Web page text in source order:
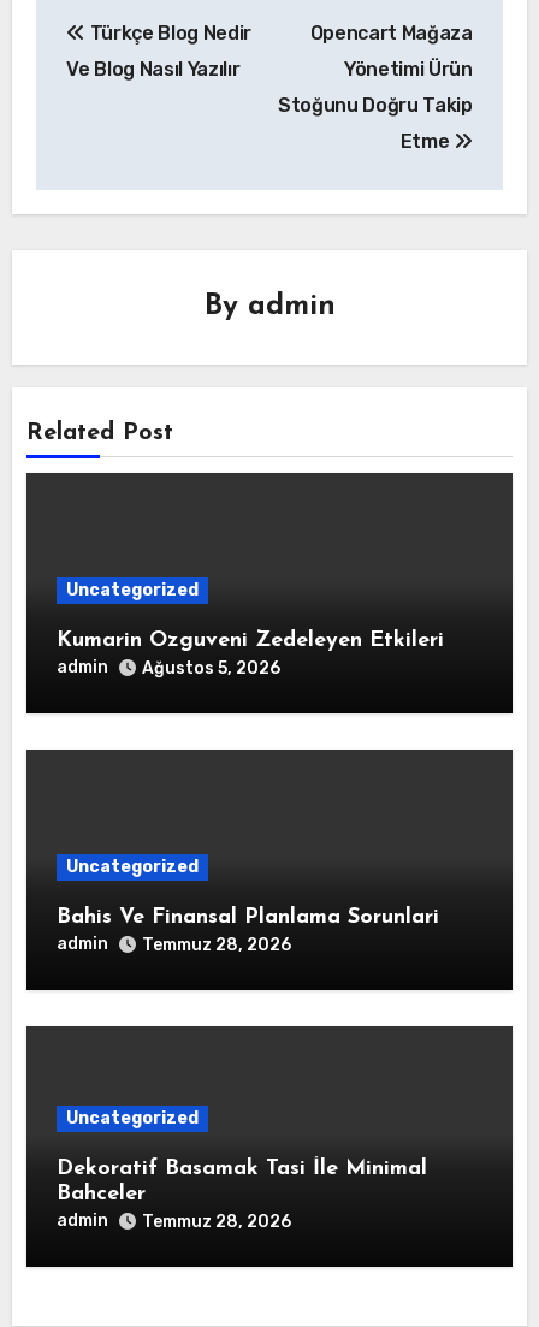
gezinmesi
Türkçe Blog Nedir
Ve Blog Nasıl Yazılır
Opencart Mağaza
Yönetimi Ürün
Stoğunu Doğru Takip
Etme
By admin
Related Post
Uncategorized
Kumarin Ozguveni Zedeleyen Etkileri
admin Ağustos 5, 2026
Uncategorized
Bahis Ve Finansal Planlama Sorunlari
admin Temmuz 28, 2026
Uncategorized
Dekoratif Basamak Tasi İle Minimal
Bahceler
admin Temmuz 28, 2026